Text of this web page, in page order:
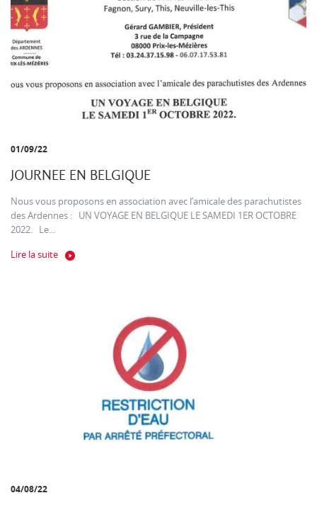
01/09/22
JOURNEE EN BELGIQUE
Nous vous proposons en association avec l’amicale des parachutistes
des Ardennes : UN VOYAGE EN BELGIQUE LE SAMEDI 1ER OCTOBRE
2022. Le...
Lire la suite
04/08/22